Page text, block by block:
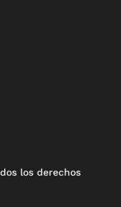
los derechos